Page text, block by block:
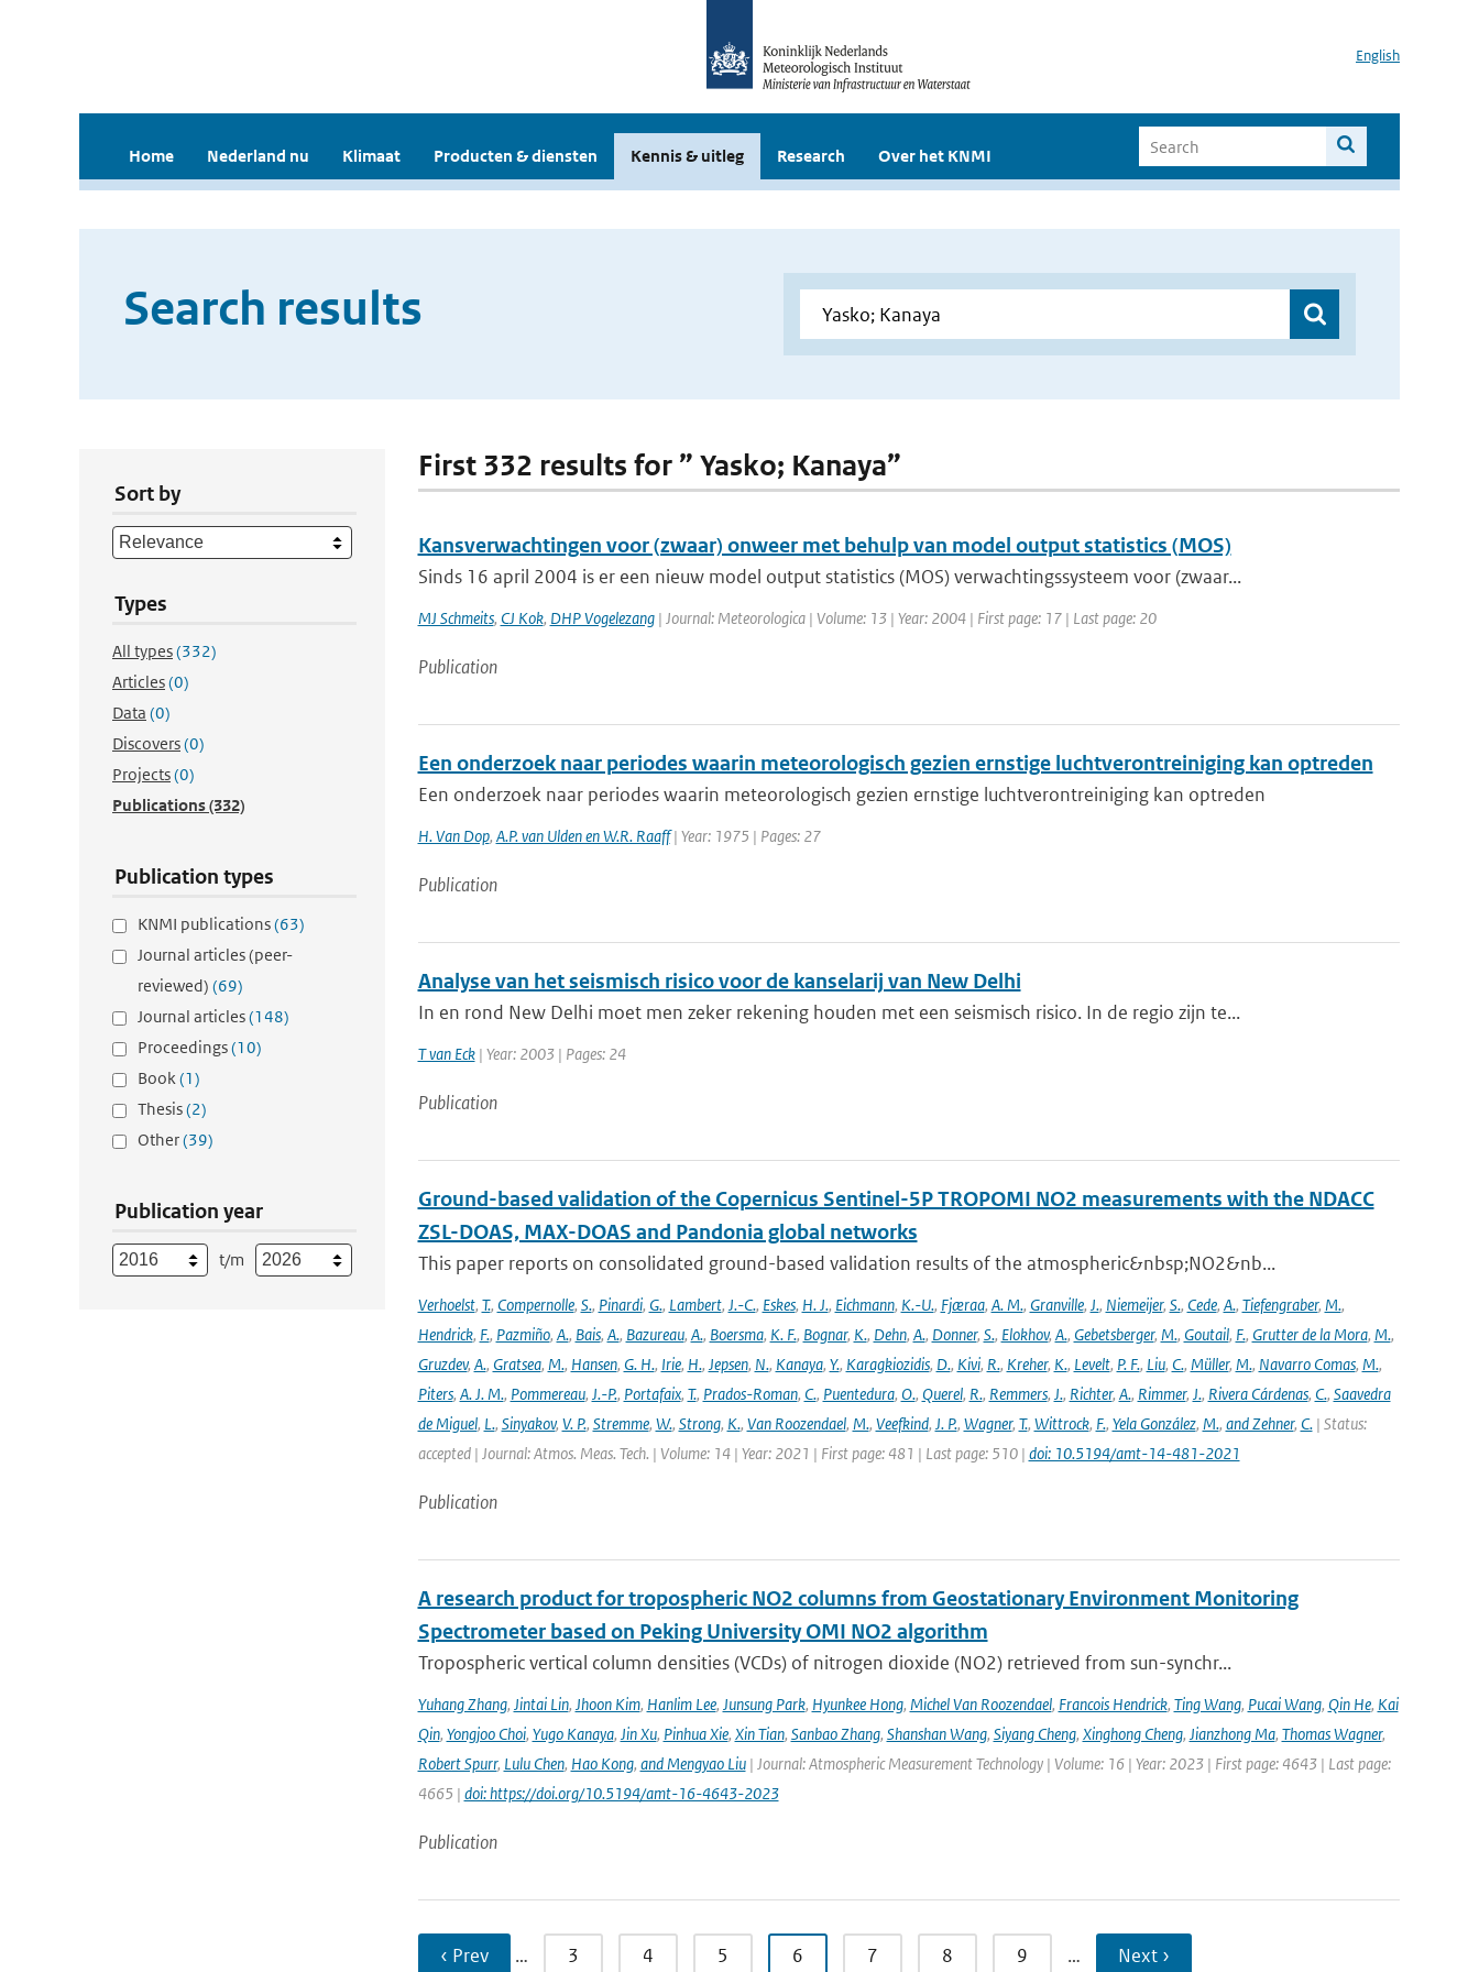
English
Home Nederland nu Klimaat Producten & diensten Kennis & uitleg Research Over het KNMI
Search results
Sort by
Types
All types(332)
Articles(0)
Data (0)
Discovers(0)
Projects(0)
Publications(332)
Publication types
KNMI publications(63)
Journal articles (peer-
reviewed) (69)
Journal articles(148)
Proceedings(10)
Book(1)
Thesis(2)
Other(39)
Publication year
t/m
First 332 results for ” Yasko; Kanaya”
Kansverwachtingen voor (zwaar) onweer met behulp van model output statistics (MOS)
Sinds 16 april 2004 is er een nieuw model output statistics (MOS) verwachtingssysteem voor (zwaar...
MJ Schmeits, CJ Kok, DHP Vogelezang| Journal: Meteorologica | Volume: 13 | Year: 2004 | First page: 17 | Last page: 20
Publication
Een onderzoek naar periodes waarin meteorologisch gezien ernstige luchtverontreiniging kan optreden
Een onderzoek naar periodes waarin meteorologisch gezien ernstige luchtverontreiniging kan optreden
H. Van Dop, A.P. van Ulden en W.R. Raaff| Year: 1975 | Pages: 27
Publication
Analyse van het seismisch risico voor de kanselarij van New Delhi
In en rond New Delhi moet men zeker rekening houden met een seismisch risico. In de regio zijn te...
T van Eck| Year: 2003 | Pages: 24
Publication
Ground-based validation of the Copernicus Sentinel-5P TROPOMI NO2 measurements with the NDACC
ZSL-DOAS, MAX-DOAS and Pandonia global networks
This paper reports on consolidated ground-based validation results of the atmospheric&nbsp;NO2&nb...
Verhoelst, T., Compernolle, S., Pinardi, G., Lambert, J.-C., Eskes, H. J., Eichmann, K.-U., Fjæraa, A. M., Granville, J., Niemeijer, S., Cede, A., Tiefengraber, M.,
Hendrick, F., Pazmiño, A., Bais, A., Bazureau, A., Boersma, K. F., Bognar, K., Dehn, A., Donner, S., Elokhov, A., Gebetsberger, M., Goutail, F., Grutter de la Mora, M.,
Gruzdev, A., Gratsea, M., Hansen, G. H., Irie, H., Jepsen, N., Kanaya, Y., Karagkiozidis, D., Kivi, R., Kreher, K., Levelt, P. F., Liu, C., Müller, M., Navarro Comas, M.,
Piters, A. J. M., Pommereau, J.-P., Portafaix, T., Prados-Roman, C., Puentedura, O., Querel, R., Remmers, J., Richter, A., Rimmer, J., Rivera Cárdenas, C., Saavedra
de Miguel, L., Sinyakov, V. P., Stremme, W., Strong, K., Van Roozendael, M., Veefkind, J. P., Wagner, T., Wittrock, F., Yela González, M., and Zehner, C.| Status:
accepted | Journal: Atmos. Meas. Tech. | Volume: 14 | Year: 2021 | First page: 481 | Last page: 510 | doi: 10.5194/amt-14-481-2021
Publication
A research product for tropospheric NO2 columns from Geostationary Environment Monitoring
Spectrometer based on Peking University OMI NO2 algorithm
Tropospheric vertical column densities (VCDs) of nitrogen dioxide (NO2) retrieved from sun-synchr...
Yuhang Zhang, Jintai Lin, Jhoon Kim, Hanlim Lee, Junsung Park, Hyunkee Hong, Michel Van Roozendael, Francois Hendrick, Ting Wang, Pucai Wang, Qin He, Kai
Qin, Yongjoo Choi, Yugo Kanaya, Jin Xu, Pinhua Xie, Xin Tian, Sanbao Zhang, Shanshan Wang, Siyang Cheng, Xinghong Cheng, Jianzhong Ma, Thomas Wagner,
Robert Spurr, Lulu Chen, Hao Kong, and Mengyao Liu| Journal: Atmospheric Measurement Technology | Volume: 16 | Year: 2023 | First page: 4643 | Last page:
4665 | doi: https://doi.org/10.5194/amt-16-4643-2023
Publication
‹ Prev … 3 4 5 6 7 8 9 … Next ›